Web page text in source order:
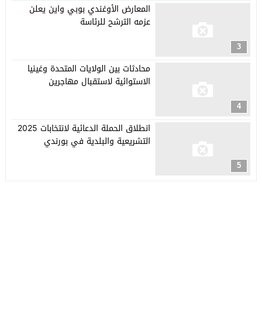
3
المعارض الأوغندي بوبي واين يعلن
عزمه الترشح للرئاسة
4
محادثات بين الولايات المتحدة وغينيا
الاستوائية لاستقبال مهاجرين
5
انطلاق الحملة الدعائية لانتخابات 2025
التشريعية والبلدية في بورندي